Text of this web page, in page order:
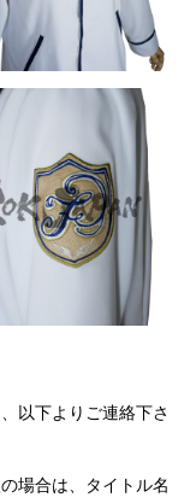
以下よりご連絡下さ
場合は、タイトル名